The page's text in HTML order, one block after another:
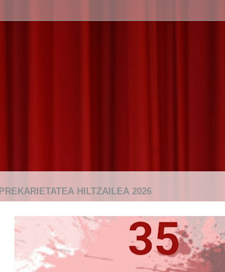
PREKARIETATEA HILTZAILEA 2026